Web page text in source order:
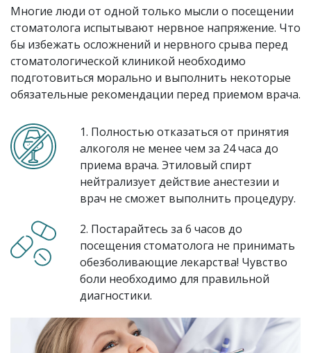
Многие люди от одной только мысли о посещении
стоматолога испытывают нервное напряжение. Что
бы избежать осложнений и нервного срыва перед
стоматологической клиникой необходимо
подготовиться морально и выполнить некоторые
обязательные рекомендации перед приемом врача.
1. Полностью отказаться от принятия
алкоголя не менее чем за 24 часа до
приема врача. Этиловый спирт
нейтрализует действие анестезии и
врач не сможет выполнить процедуру.
2. Постарайтесь за 6 часов до
посещения стоматолога не принимать
обезболивающие лекарства! Чувство
боли необходимо для правильной
диагностики.